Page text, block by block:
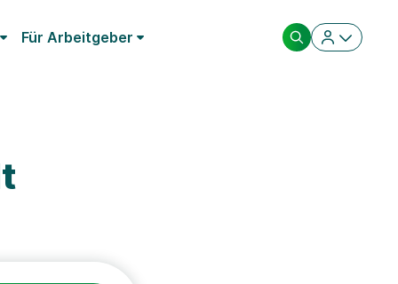
Für Arbeitgeber